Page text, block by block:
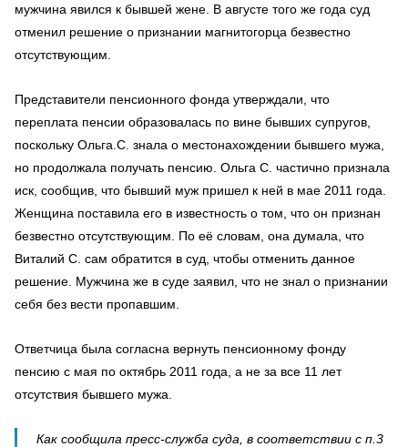
мужчина явился к бывшей жене. В августе того же года суд
отменил решение о признании магнитогорца безвестно
отсутствующим.
Представители пенсионного фонда утверждали, что
переплата пенсии образовалась по вине бывших супругов,
поскольку Ольга.С. знала о местонахождении бывшего мужа,
но продолжала получать пенсию. Ольга С. частично признала
иск, сообщив, что бывший муж пришел к ней в мае 2011 года.
Женщина поставила его в известность о том, что он признан
безвестно отсутствующим. По её словам, она думала, что
Виталий С. сам обратится в суд, чтобы отменить данное
решение. Мужчина же в суде заявил, что не знал о признании
себя без вести пропавшим.
Ответчица была согласна вернуть пенсионному фонду
пенсию с мая по октябрь 2011 года, а не за все 11 лет
отсутствия бывшего мужа.
Как сообщила пресс-служба суда, в соответствии с п.3